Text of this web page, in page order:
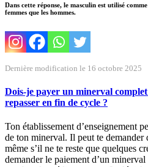
Dans cette réponse, le masculin est utilisé
femmes que les hommes.
Dernière modification le 16 octobre 2025
Dois-je payer un minerval
repasser en fin de cycle ?
Ton établissement d’enseignement
de ton minerval. Il peut te
même s’il ne te reste que quelques
demander le paiement d’un